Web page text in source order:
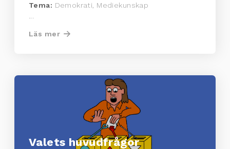
Tema: Demokrati, Mediekunskap
Läs mer
Valets huvudfrågor